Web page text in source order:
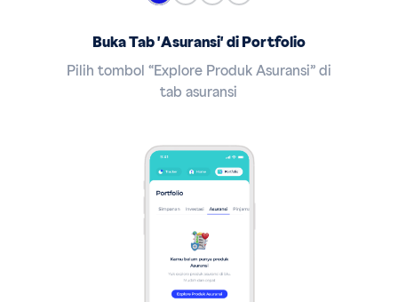
Buka Tab 'Asuransi' di Portfolio
Pilih tombol “Explore Produk Asuransi” di
tab asuransi